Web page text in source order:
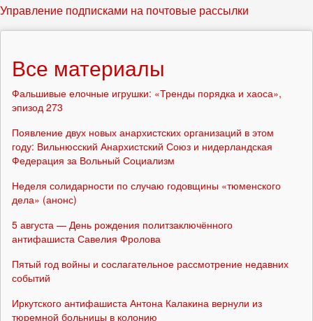
Управление подписками на почтовые рассылки
Все материалы
Фальшивые елочные игрушки: «Тренды порядка и хаоса»,
эпизод 273
Появление двух новых анархистских организаций в этом
году: Вильнюсский Анархистский Союз и нидерландская
Федерация за Вольный Социализм
Неделя солидарности по случаю годовщины «тюменского
дела» (анонс)
5 августа — День рождения политзаключённого
антифашиста Савелия Фролова
Пятый год войны и сослагательное рассмотрение недавних
событий
Иркутского антифашиста Антона Калакина вернули из
тюремной больницы в колонию